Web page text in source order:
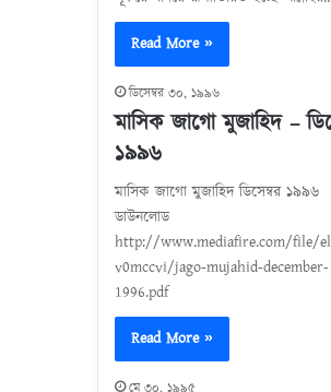
Read More »
ডিসেম্বর ৩০, ১৯৯৬
মাসিক জাগো মুজাহিদ –
১৯৯৬
মাসিক জাগো মুজাহিদ ডিসেম্বর ১৯৯৬
ডাউনলোড
http://www.mediafire.com/file/
v0mccvi/jago-mujahid-december-
1996.pdf
Read More »
মে ৩০, ১৯৯৫